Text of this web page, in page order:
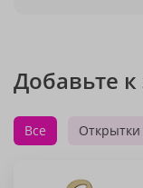
Добавьте к
Все Открытки